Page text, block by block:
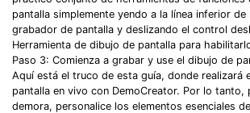
pantalla simplemente yendo a la línea inferior de
grabador de pantalla y deslizando el control
Herramienta de dibujo de pantalla para
Paso 3: Comienza a grabar y use el dibujo de
Aquí está el truco de esta guía, donde realizará
pantalla en vivo con DemoCreator. Por lo tanto,
demora, personalice los elementos esenciales